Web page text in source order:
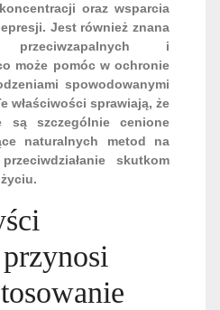
oraz wsparcia
Jest również znana
i
może pomóc w ochronie
spowodowanymi
właściwości sprawiają, że
są szczególnie cenione
naturalnych metod na
skutkom